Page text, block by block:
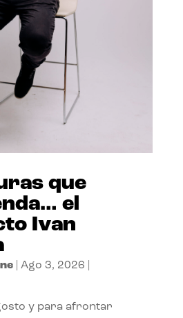
que
el
Ivan
| Ago 3, 2026
y para afrontar